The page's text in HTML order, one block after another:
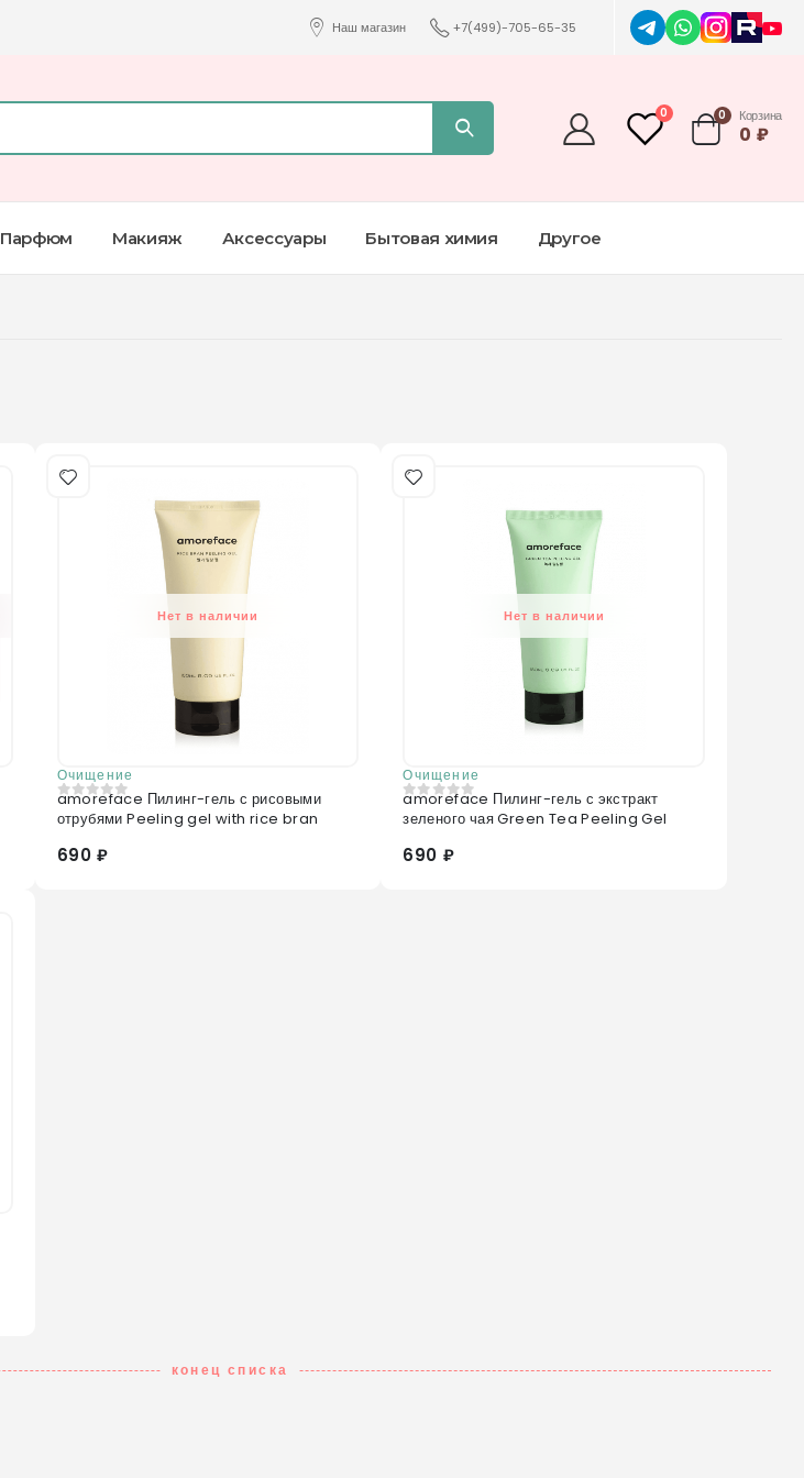
Наш магазин +7(499)-705-65-35
0 0 Корзина
0 ₽
Парфюм Макияж Аксессуары Бытовая химия Другое
Нет в наличии
Очищение
0из 5
amoreface Пилинг-гель с рисовыми
отрубями Peeling gel with rice bran
690 ₽
Нет в наличии
Очищение
0из 5
amoreface Пилинг-гель с экстракт
зеленого чая Green Tea Peeling Gel
690 ₽
конец списка